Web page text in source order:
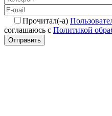
Прочитал(-а)
соглашаюсь с Политикой
Отправить